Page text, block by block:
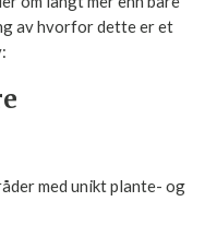
av hvorfor
hytteliv: